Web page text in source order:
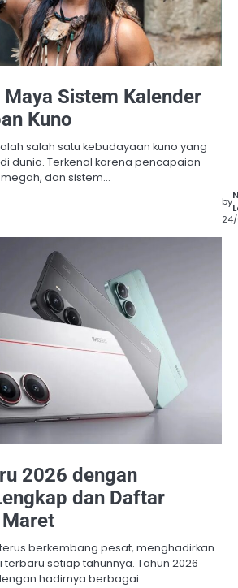
Sistem Kalender
Kuno
salah satu kebudayaan kuno yang
dunia. Terkenal karena pencapaian
dan sistem…
by
2026 dengan
dan Daftar
berkembang pesat, menghadirkan
setiap tahunnya. Tahun 2026
hadirnya berbagai…